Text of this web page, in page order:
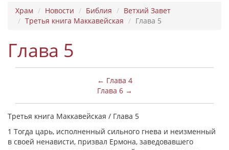
Храм Новости Библия
Ветхий Завет
Третья книга Маккавейская
Глава 5
Глава 5
← Глава 4
Глава 6 →
Третья книга Маккавейская / Глава 5
1 Тогда царь, исполненный сильного гнева и неизменный
в своей ненависти, призвал Ермона, заведовавшего